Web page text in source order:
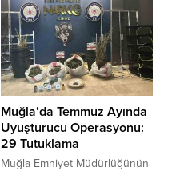
Muğla’da Temmuz Ayında
Uyuşturucu Operasyonu:
29 Tutuklama
Muğla Emniyet Müdürlüğünün